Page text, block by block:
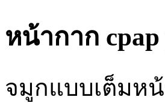
หน้ากาก
จมูกแบบเต็มห